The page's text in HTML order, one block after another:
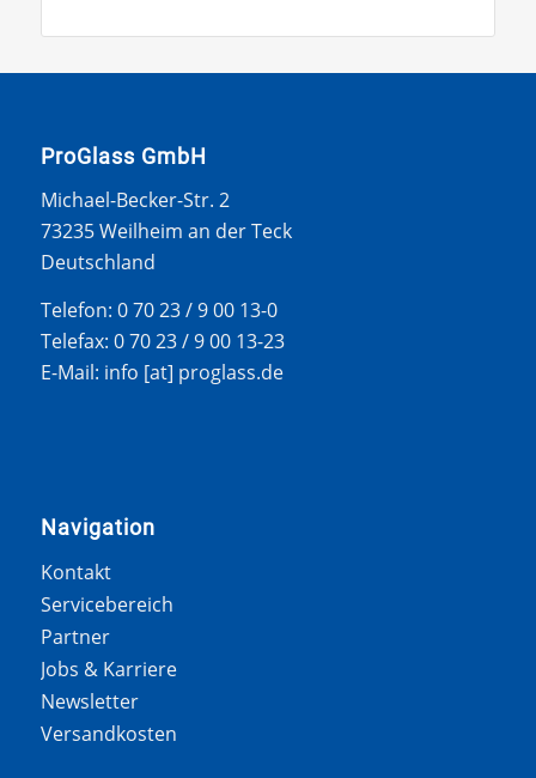
ProGlass GmbH
Michael-Becker-Str. 2
73235 Weilheim an der Teck
Deutschland
Telefon: 0 70 23 / 9 00 13-0
Telefax: 0 70 23 / 9 00 13-23
E-Mail: info [at] proglass.de
Navigation
Kontakt
Servicebereich
Partner
Jobs & Karriere
Newsletter
Versandkosten